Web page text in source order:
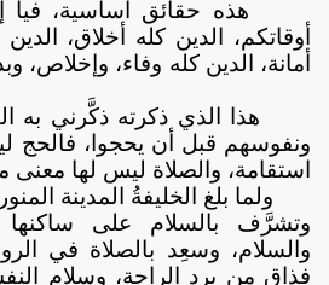
هذه حقائق أساسية، فيا
أوقاتكم، الدين كله أخلاق،
أمانة، الدين كله وفاء، وإخلاص،
هذا الذي ذكرته ذكَّرني به
ونفوسهم قبل أن يحجوا،
استقامة، والصلاة ليس لها
ولما بلغ الخليفةُ المدينة
وتشرَّف بالسلام على ساكنها
والسلام، وسعِد بالصلاة في
فذاق من برد الراحة، وسلام